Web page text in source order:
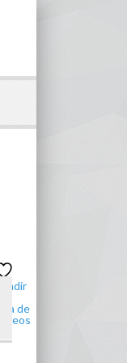
Añadir
lista de
deseos